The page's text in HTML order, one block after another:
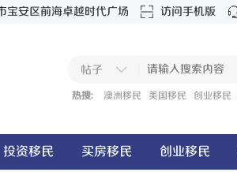
宝安区前海卓越时代广场 访问手机版
帖子
热搜: 澳洲移民 美国移民 创业移民
投资移民 买房移民 创业移民